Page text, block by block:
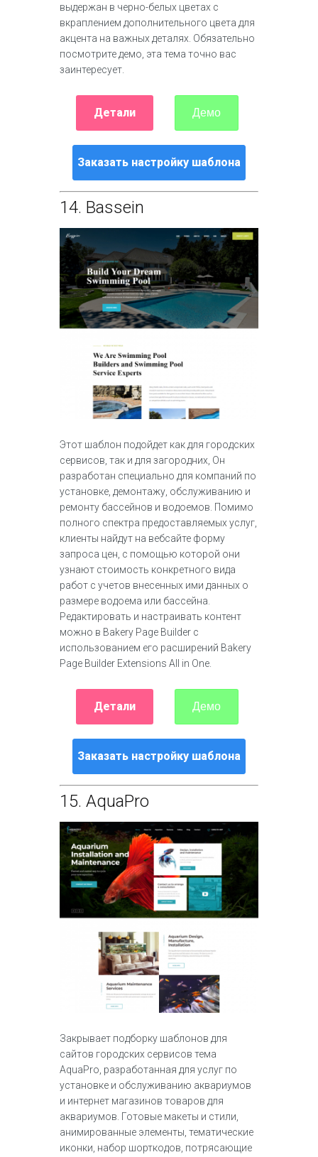
выдержан в черно-белых цветах с
вкраплением дополнительного цвета для
акцента на важных деталях. Обязательно
посмотрите демо, эта тема точно вас
заинтересует.
Детали Демо
Заказать настройку шаблона
14. Bassein
Этот шаблон подойдет как для городских
сервисов, так и для загородних, Он
разработан специально для компаний по
установке, демонтажу, обслуживанию и
ремонту бассейнов и водоемов. Помимо
полного спектра предоставляемых услуг,
клиенты найдут на вебсайте форму
запроса цен, с помощью которой они
узнают стоимость конкретного вида
работ с учетов внесенных ими данных о
размере водоема или бассейна.
Редактировать и настраивать контент
можно в Bakery Page Builder с
использованием его расширений Bakery
Page Builder Extensions All in One.
Детали Демо
Заказать настройку шаблона
15. AquaPro
Закрывает подборку шаблонов для
сайтов городских сервисов тема
AquaPro, разработанная для услуг по
установке и обслуживанию аквариумов
и интернет магазинов товаров для
аквариумов. Готовые макеты и стили,
анимированные элементы, тематические
иконки, набор шорткодов, потрясающие